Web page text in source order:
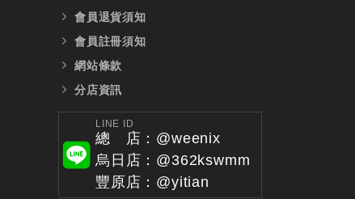
會員退貨須知
會員註冊須知
網站條款
分店資訊
LINE ID
總 店：@weenix
烏日店：@362kswmm
豐原店：@yitian